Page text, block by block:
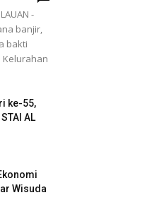
-
banjir,
bakti
ke-55,
AL
Wisuda